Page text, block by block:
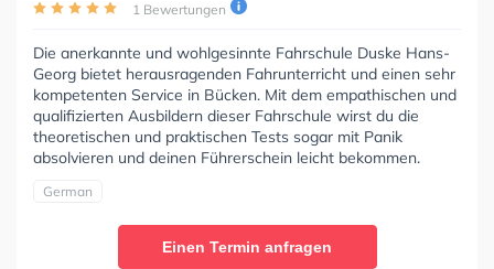
1 Bewertungen
Die anerkannte und wohlgesinnte Fahrschule Duske Hans-
Georg bietet herausragenden Fahrunterricht und einen sehr
kompetenten Service in Bücken. Mit dem empathischen und
qualifizierten Ausbildern dieser Fahrschule wirst du die
theoretischen und praktischen Tests sogar mit Panik
absolvieren und deinen Führerschein leicht bekommen.
German
Einen Termin anfragen